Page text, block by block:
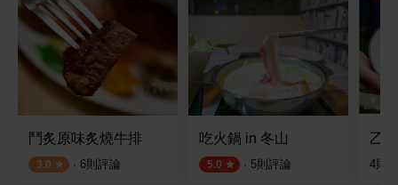
鬥炙原味炙燒牛排
3.0 · 6則評論
吃火鍋 in 冬山
5.0 · 5則評論
乙
4則